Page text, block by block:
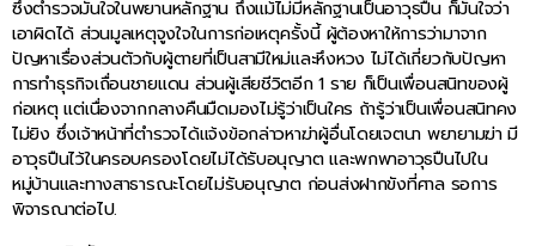
ซึ่งตำรวจมั่นใจในพยานหลักฐาน ถึงแม้ไม่มีหลักฐานเป็นอาวุธปืน ก็มั่นใจว่า
เอาผิดได้ ส่วนมูลเหตุจูงใจในการก่อเหตุครั้งนี้ ผู้ต้องหาให้การว่ามาจาก
ปัญหาเรื่องส่วนตัวกับผู้ตายที่เป็นสามีใหม่และหึงหวง ไม่ได้เกี่ยวกับปัญหา
การทำธุรกิจเถื่อนชายแดน ส่วนผู้เสียชีวิตอีก 1 ราย ก็เป็นเพื่อนสนิทของผู้
ก่อเหตุ แต่เนื่องจากกลางคืนมืดมองไม่รู้ว่าเป็นใคร ถ้ารู้ว่าเป็นเพื่อนสนิทคง
ไม่ยิง ซึ่งเจ้าหน้าที่ตำรวจได้แจ้งข้อกล่าวหาฆ่าผู้อื่นโดยเจตนา พยายามฆ่า มี
อาวุธปืนไว้ในครอบครองโดยไม่ได้รับอนุญาต และพกพาอาวุธปืนไปใน
หมู่บ้านและทางสาธารณะโดยไม่รับอนุญาต ก่อนส่งฝากขังที่ศาล รอการ
พิจารณาต่อไป.